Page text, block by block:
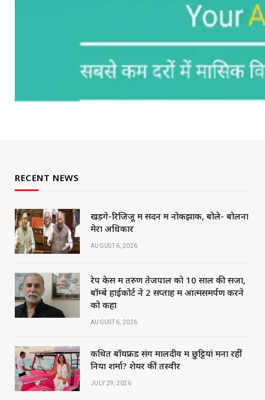
RECENT NEWS
खड़गे-रिजिजू में सदन में नोकझोंक, बोले- बोलना
मेरा अधिकार
AUGUST 6, 2026
रेप केस में तरुण तेजपाल को 10 साल की सजा,
बॉम्बे हाईकोर्ट ने 2 सप्ताह में आत्मसमर्पण करने
को कहा
AUGUST 6, 2026
कथित बॉयफ्रेंड संग मालदीव में छुट्टियां मना रहीं
निया शर्मा? शेयर कीं तस्वीरें
JULY 29, 2026